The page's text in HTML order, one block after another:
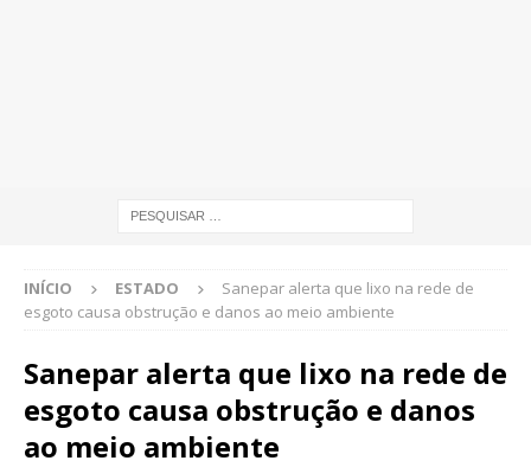
INÍCIO ESTADO
Sanepar alerta que lixo na rede de
esgoto causa obstrução e danos ao meio ambiente
Sanepar alerta que lixo na rede de
esgoto causa obstrução e danos
ao meio ambiente